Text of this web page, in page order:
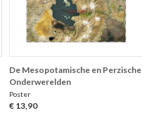
De Mesopotamische en Perzische
Onderwerelden
Poster
€ 13,90